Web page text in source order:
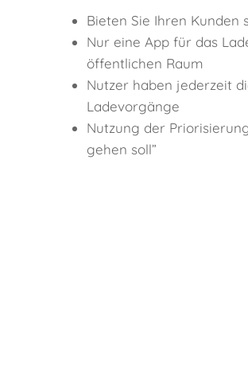
Bieten Sie Ihren Kunden
Nur eine App für das
öffentlichen Raum
Nutzer haben jederzeit
Ladevorgänge
Nutzung der
gehen soll”